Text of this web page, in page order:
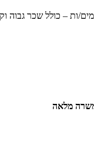
ות – כולל שכר גבוה
מלאה